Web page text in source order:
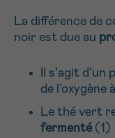
La différence de
noir est due au
Il s’agit
de l’oxygène
Le thé vert
fermenté(1)
E-MAIL
VOTRE QUESTION